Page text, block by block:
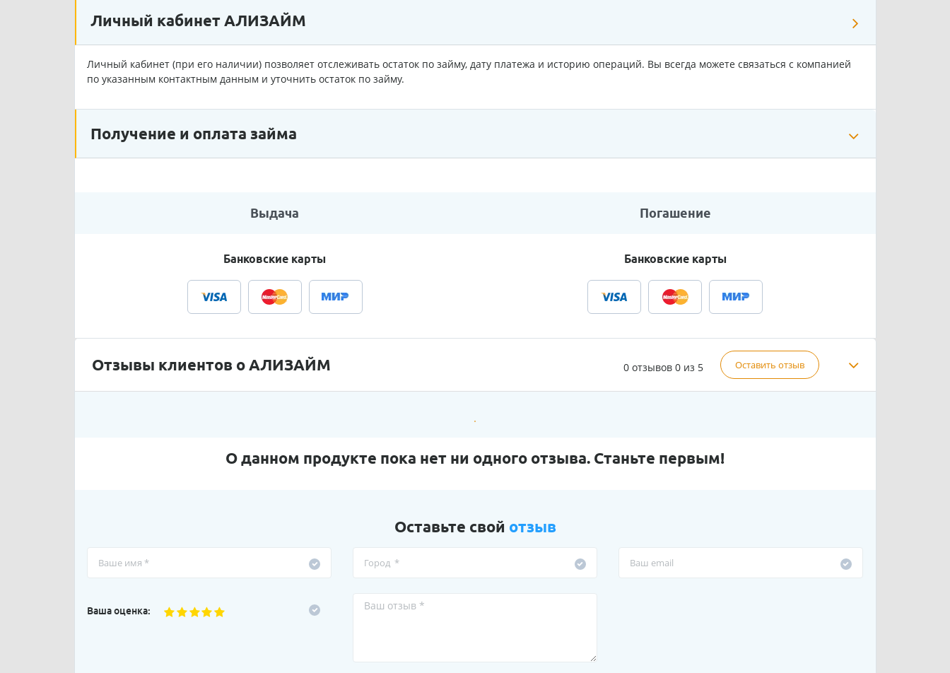
Личный кабинет АЛИЗАЙМ
Личный кабинет (при его наличии) позволяет отслеживать остаток по займу, дату платежа и историю операций. Вы всегда можете связаться с компанией
по указанным контактным данным и уточнить остаток по займу.
Получение и оплата займа
Выдача Погашение
Банковские карты Банковские карты
Отзывы клиентов о АЛИЗАЙМ 0 отзывов 0 из 5 Оставить отзыв
О данном продукте пока нет ни одного отзыва. Станьте первым!
Оставьте свой отзыв
Ваша оценка: